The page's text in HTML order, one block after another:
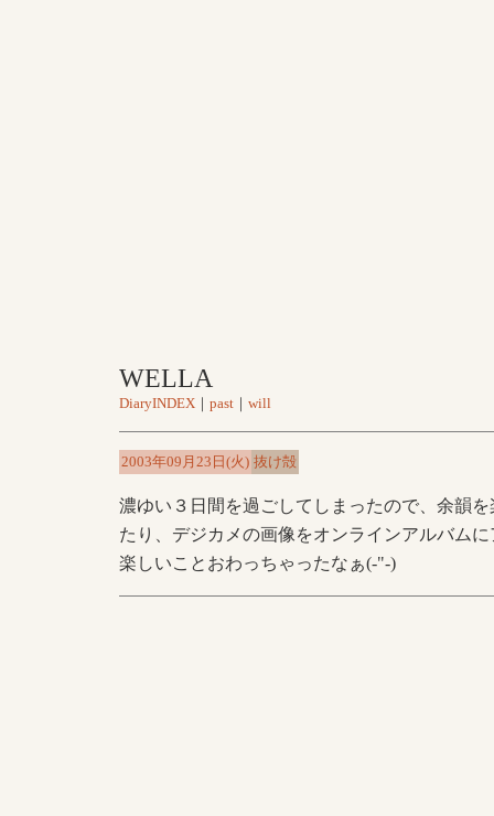
WELLA
DiaryINDEX｜ past｜ will
2003年09月23日(火) 抜け殻
濃ゆい３日間を過ごしてしまったので、余韻
たり、デジカメの画像をオンラインアルバム
楽しいことおわっちゃったなぁ(-"-)